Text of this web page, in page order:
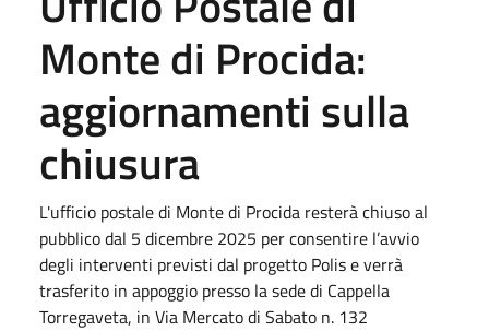
Monte di Procida:
aggiornamenti sulla
chiusura
L'ufficio postale di Monte di Procida resterà chiuso al
pubblico dal 5 dicembre 2025 per consentire l’avvio
degli interventi previsti dal progetto Polis e verrà
trasferito in appoggio presso la sede di Cappella
Torregaveta, in Via Mercato di Sabato n. 132